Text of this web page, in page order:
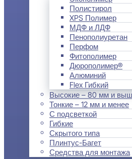
Полистирол
XPS Полимер
МДФ и ЛДФ
Пенополиуретан
Перфом
Фитополимер
Дюрополимер®
Алюминий
Flex Гибкий
Высокие – 80 мм и
Тонкие – 12 мм и менее
С подсветкой
Гибкие
Скрытого типа
Плинтус-Багет
Средства для монтажа